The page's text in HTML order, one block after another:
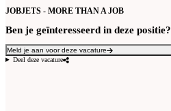
JOBJETS - MORE THAN A JOB
Ben je geïnteresseerd in deze positie?
Meld je aan voor deze vacature
Deel deze vacature